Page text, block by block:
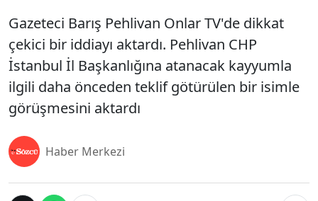
Gazeteci Barış Pehlivan Onlar TV'de dikkat
çekici bir iddiayı aktardı. Pehlivan CHP
İstanbul İl Başkanlığına atanacak kayyumla
ilgili daha önceden teklif götürülen bir isimle
görüşmesini aktardı
Haber Merkezi